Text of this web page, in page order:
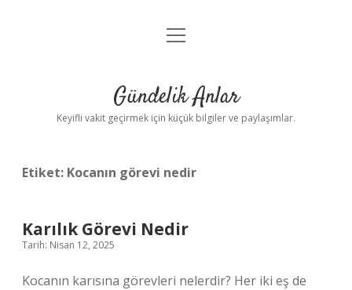
Anasayfa
Yasal Uyarı
menüyü
Gündelik Anlar
Keyifli vakit geçirmek için küçük bilgiler ve paylaşımlar.
Etiket: Kocanın görevi nedir
Karılık Görevi Nedir
Tarih: Nisan 12, 2025
Kocanın karısına görevleri nelerdir? Her iki eş de